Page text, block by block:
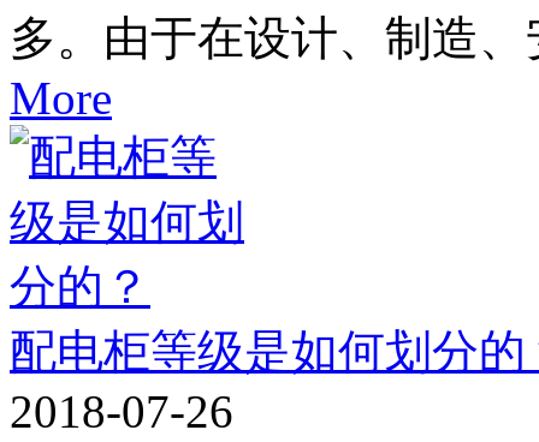
多。由于在设计、制造
More
配电柜等级是如何划分的
2018-07-26